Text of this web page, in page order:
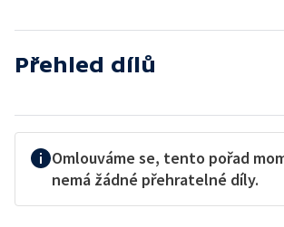
Přehled dílů
Omlouváme se, tento pořad
nemá žádné přehratelné díly.